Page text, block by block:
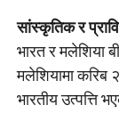
सांस्कृतिक र
भारत र मलेशिया
मलेशियामा करिब
भारतीय उत्पत्ति